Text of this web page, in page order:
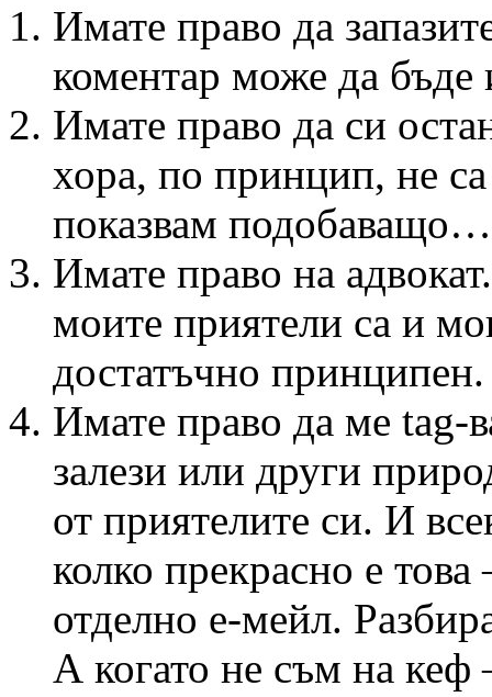
Имате право да
коментар може да бъде
Имате право да си
хора, по принцип, не
показвам подобаващо…
Имате право на
моите приятели са и
достатъчно
Имате право да ме tag-
залези или други
от приятелите си. И
колко прекрасно е
отделно е-мейл.
А когато не съм на кеф